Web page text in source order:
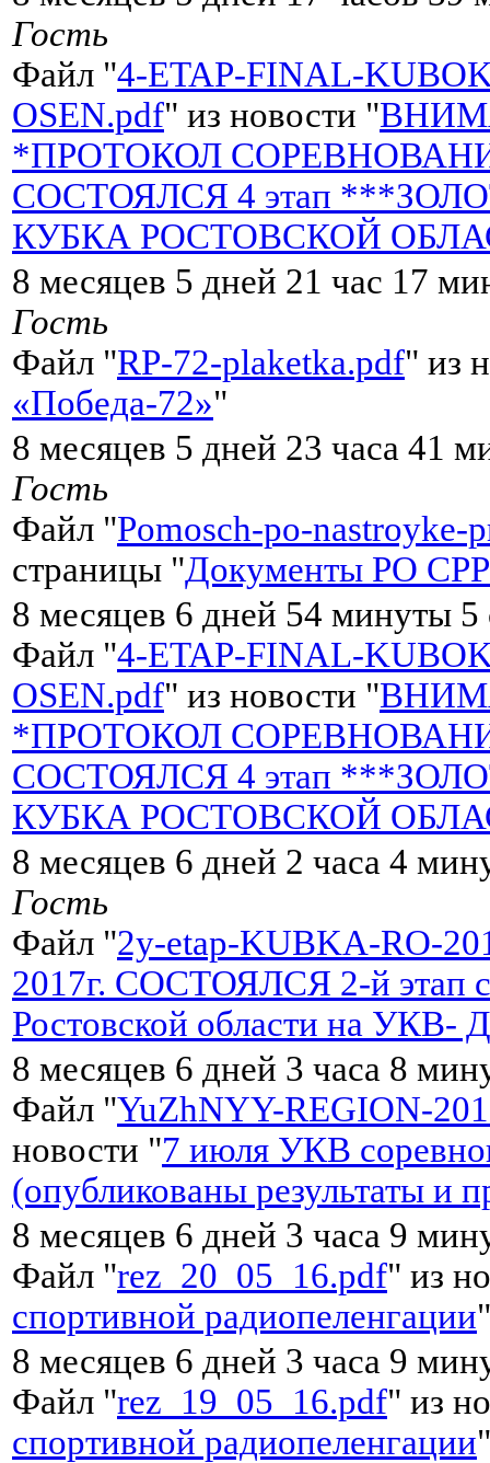
Гость
Файл "4-ETAP-FINAL-
OSEN.pdf" из новости "
*ПРОТОКОЛ
СОСТОЯЛСЯ 4 этап
КУБКА РОСТОВСКОЙ
8 месяцев 5 дней 21 час 17
Гость
Файл "RP-72-plaketka.pdf" из
«Победа-72»"
8 месяцев 5 дней 23 часа 41
Гость
Файл "Pomosch-po-
страницы "Документы РО СРР
8 месяцев 6 дней 54 минуты 5
Файл "4-ETAP-FINAL-
OSEN.pdf" из новости "
*ПРОТОКОЛ
СОСТОЯЛСЯ 4 этап
КУБКА РОСТОВСКОЙ
8 месяцев 6 дней 2 часа 4
Гость
Файл "2y-etap-KUBKA-RO-
2017г. СОСТОЯЛСЯ 2-й этап
Ростовской области на
8 месяцев 6 дней 3 часа 8
Файл "YuZhNYY-REGION-
новости "7 июля УКВ
(опубликованы результаты и
8 месяцев 6 дней 3 часа 9
Файл "rez_20_05_16.pdf" из
спортивной радиопеленгации"
8 месяцев 6 дней 3 часа 9
Файл "rez_19_05_16.pdf" из
спортивной радиопеленгации"